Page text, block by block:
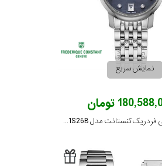
نمایش سریع
تومان
ساعت مچی فردریک کنستانت مدل FC-220MPBD1S26B